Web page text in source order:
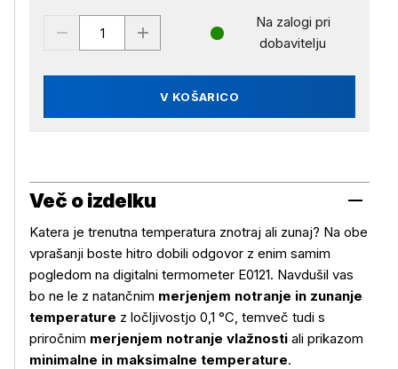
V KOŠARICO
Na zalogi pri
dobavitelju
Več o izdelku
Katera je trenutna temperatura znotraj ali zunaj? Na obe
vprašanji boste hitro dobili odgovor z enim samim
pogledom na digitalni termometer E0121. Navdušil vas
bo ne le z natančnim merjenjem notranje in zunanje
temperature z ločljivostjo 0,1 °C, temveč tudi s
priročnim merjenjem notranje vlažnosti ali prikazom
minimalne in maksimalne temperature.